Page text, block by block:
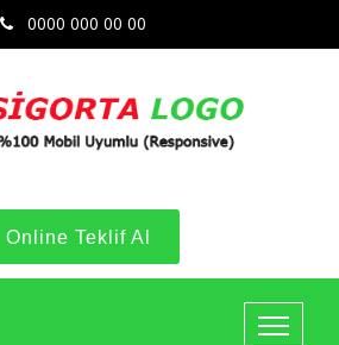
0000 000 00 00
Online Teklif Al